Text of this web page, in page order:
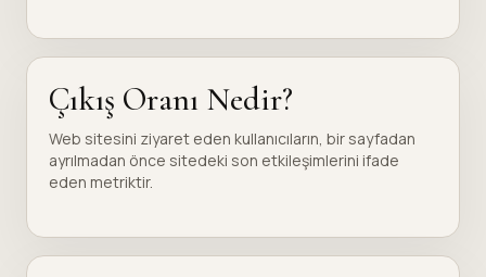
Çıkış Oranı Nedir?
Web sitesini ziyaret eden kullanıcıların, bir sayfadan
ayrılmadan önce sitedeki son etkileşimlerini ifade
eden metriktir.